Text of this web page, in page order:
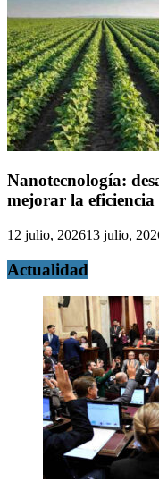
Nanotecnología:
mejorar la eficiencia
12 julio, 202613 julio,
Actualidad